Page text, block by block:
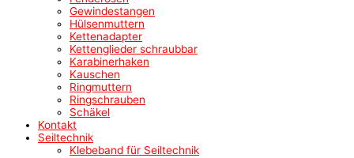
Gewindestangen
Hülsenmuttern
Kettenadapter
Kettenglieder schraubbar
Karabinerhaken
Kauschen
Ringmuttern
Ringschrauben
Schäkel
Kontakt
Seiltechnik
Klebeband für Seiltechnik